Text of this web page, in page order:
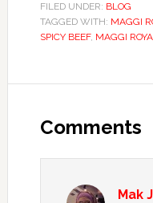
FILED UNDER: BLOG
TAGGED WITH: MAGGI
SPICY BEEF, MAGGI
Interactions
Comments
Mak